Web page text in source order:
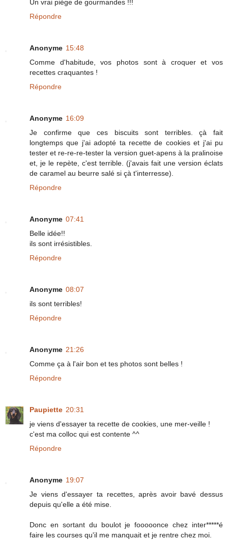
Un vrai piège de gourmandes !!!
Répondre
Anonyme 15:48
Comme d'habitude, vos photos sont à croquer et vos
recettes craquantes !
Répondre
Anonyme 16:09
Je confirme que ces biscuits sont terribles. çà fait
longtemps que j'ai adopté ta recette de cookies et j'ai pu
tester et re-re-re-tester la version guet-apens à la pralinoise
et, je le repète, c'est terrible. (j'avais fait une version éclats
de caramel au beurre salé si çà t'interresse).
Répondre
Anonyme 07:41
Belle idée!!
ils sont irrésistibles.
Répondre
Anonyme 08:07
ils sont terribles!
Répondre
Anonyme 21:26
Comme ça à l'air bon et tes photos sont belles !
Répondre
Paupiette 20:31
je viens d'essayer ta recette de cookies, une mer-veille !
c'est ma colloc qui est contente ^^
Répondre
Anonyme 19:07
Je viens d'essayer ta recettes, après avoir bavé dessus
depuis qu'elle a été mise.
Donc en sortant du boulot je fooooonce chez inter*****é
faire les courses qu'il me manquait et je rentre chez moi.